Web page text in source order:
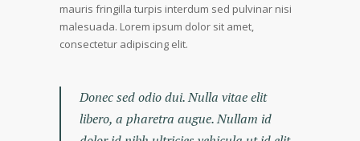
mauris fringilla turpis interdum sed pulvinar nisi
malesuada. Lorem ipsum dolor sit amet,
consectetur adipiscing elit.
Donec sed odio dui. Nulla vitae elit
libero, a pharetra augue. Nullam id